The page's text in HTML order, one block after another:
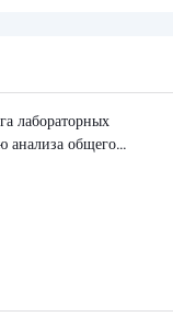
лабораторных
анализа общего